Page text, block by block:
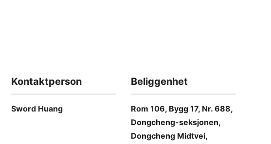
Kontaktperson
Sword Huang
Beliggenhet
Rom 106, Bygg 17, Nr. 688,
Dongcheng-seksjonen,
Dongcheng Midtvei,